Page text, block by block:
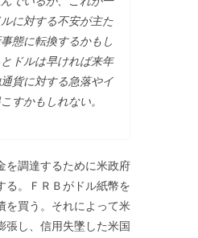
に対する不安が主た
態に転換するかもし
ドルは早ければ来年
通貨に対する急落やイ
すかもしれない。
を調達するために米政府
る。ＦＲＢがドル紙幣を
を買う。それによって米
張し、信用失墜した米国